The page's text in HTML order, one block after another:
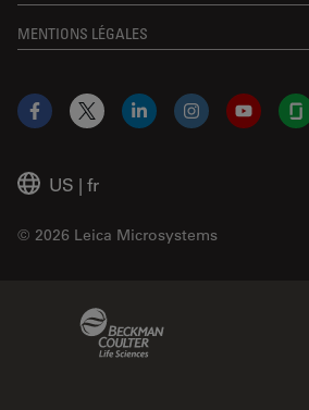
MENTIONS LÉGALES
US | fr
© 2026 Leica Microsystems
Facebook
X LinkedInInstagram